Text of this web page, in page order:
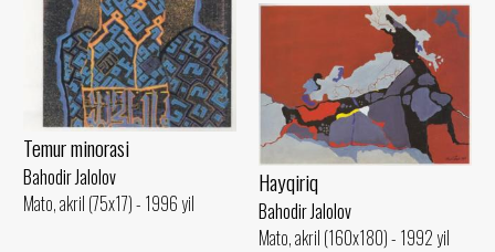
Temur minorasi
Bahodir Jalolov
Mato, akril (75x17) - 1996 yil
Hayqiriq
Bahodir Jalolov
Mato, akril (160x180) - 1992 yil